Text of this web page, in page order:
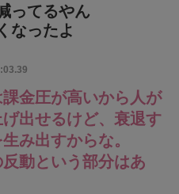
ってるやん
なったよ
金圧が高いから人が
出せるけど、衰退す
み出すからな。
動という部分はあ